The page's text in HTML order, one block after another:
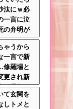
自サバじ
汰にｗ必
一言に泣
の弁明が
ゃうから
一言で新
修羅場と
更され新
に通報さ
ル
て玄関を
しトメと